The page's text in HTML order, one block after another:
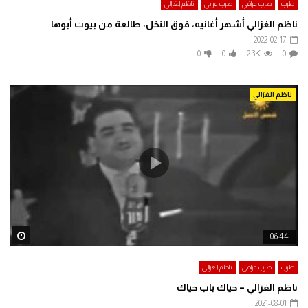
طرب طرب عراقي طرب عربي ناظم الغزالي
ناظم الغزالي أشهر أغانيه، فوق النخل، طالعة من بيوت أبوها
2022-02-17
0
2.3K
0
0
ناظم الغزالي
06:44
طرب طرب عراقي ناظم الغزالي
ناظم الغزالي – حياك باب حياك
2021-08-01